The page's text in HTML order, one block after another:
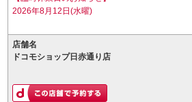
2026年8月12日(水曜)
店舗名
ドコモショップ日赤通り店